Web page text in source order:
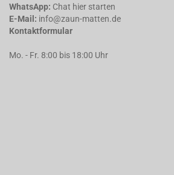
WhatsApp: Chat hier starten
E-Mail: info@zaun-matten.de
Kontaktformular
Mo. - Fr. 8:00 bis 18:00 Uhr